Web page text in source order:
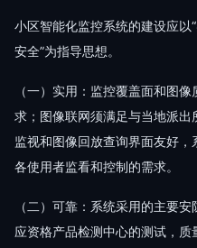
小区智能化监控系统的建设应以
安全”为指导思想。
（一）实用：监控覆盖面和图
求；图像联网须满足与当地派
监视和图像回放查询界面友好
各使用者监看和控制的需求。
（二）可靠：系统采用的主要
应资格产品检测中心的测试，